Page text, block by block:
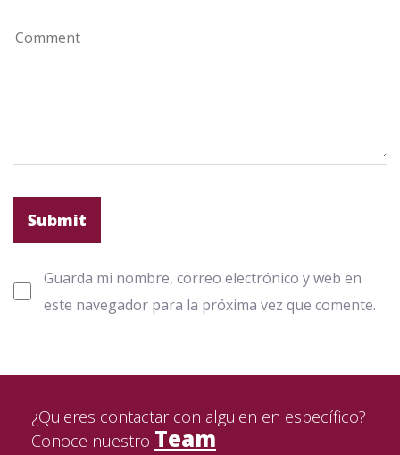
Guarda mi nombre, correo electrónico y web en
este navegador para la próxima vez que comente.
¿Quieres contactar con alguien en específico?
Conoce nuestro Team